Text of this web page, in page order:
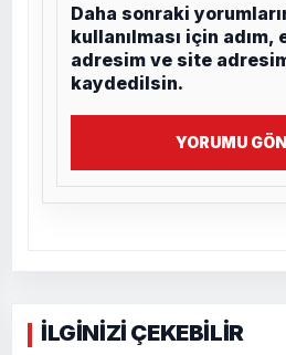
Daha sonraki
kullanılması için adım,
adresim ve site
kaydedilsin.
YORUMU
İLGİNİZİ ÇEKEBİLİR